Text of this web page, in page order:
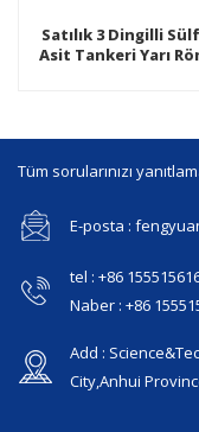
Satılık 3 Dingilli
Asit Tankeri Yarı
Tüm sorularınızı
E-posta :
tel : +86
Naber : +86
Add :
City,Anhui